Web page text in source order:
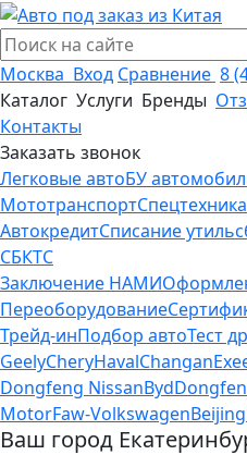
Москва Вход Сравнение 8
Каталог Услуги Бренды
Контакты
Заказать звонок
Легковые автоБУ
МототранспортСпецтехника
АвтокредитСписание
СБКТС
Заключение НАМИ
Переоборудование
Трейд-инПодбор автоТест
GeelyCheryHavalChangan
Dongfeng NissanByd
MotorFaw-Volkswagen
Ваш город